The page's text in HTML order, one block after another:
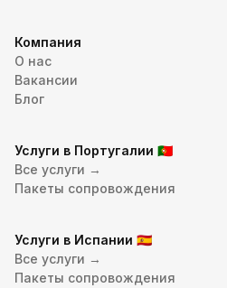
Компания
О нас
Вакансии
Блог
Услуги в Португалии 🇵🇹
Все услуги →
Пакеты сопровождения
Услуги в Испании 🇪🇸
Все услуги →
Пакеты сопровождения